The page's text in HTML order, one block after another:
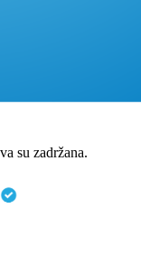
su zadržana.